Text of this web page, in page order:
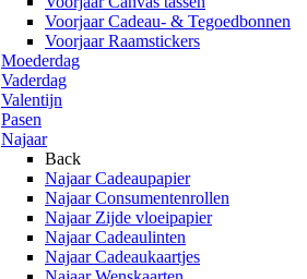
Voorjaar Cadeau- & Tegoedbonnen
Voorjaar Raamstickers
Moederdag
Vaderdag
Valentijn
Pasen
Najaar
Back
Najaar Cadeaupapier
Najaar Consumentenrollen
Najaar Zijde vloeipapier
Najaar Cadeaulinten
Najaar Cadeaukaartjes